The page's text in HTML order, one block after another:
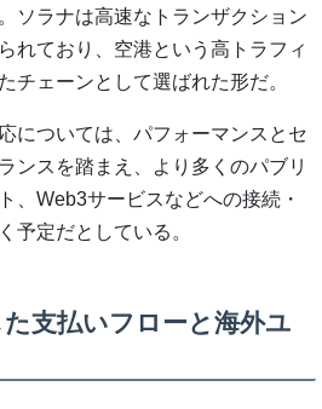
ソラナは高速なトランザクション
れており、空港という高トラフィ
チェーンとして選ばれた形だ。
については、パフォーマンスとセ
ンスを踏まえ、より多くのパブリ
、Web3サービスなどへの接続・
予定だとしている。
支払いフローと海外ユ